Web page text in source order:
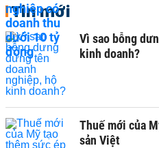
Tin mới
Vì sao bỗng
kinh doanh?
Thuế mới của
sản Việt